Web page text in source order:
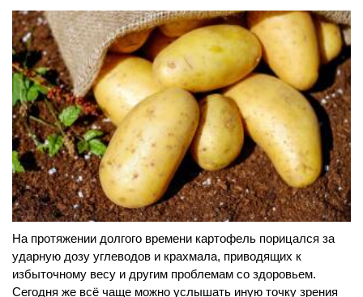
На протяжении долгого времени картофель порицался за
ударную дозу углеводов и крахмала, приводящих к
избыточному весу и другим проблемам со здоровьем.
Сегодня же всё чаще можно услышать иную точку зрения